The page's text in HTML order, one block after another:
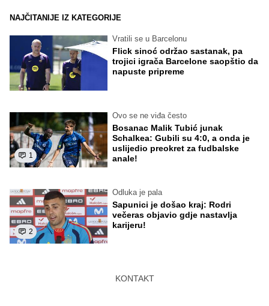
NAJČITANIJE IZ KATEGORIJE
Vratili se u Barcelonu
Flick sinoć održao sastanak, pa
trojici igrača Barcelone saopštio da
napuste pripreme
1
Ovo se ne viđa često
Bosanac Malik Tubić junak
Schalkea: Gubili su 4:0, a onda je
uslijedio preokret za fudbalske
anale!
2
Odluka je pala
Sapunici je došao kraj: Rodri
večeras objavio gdje nastavlja
karijeru!
KONTAKT